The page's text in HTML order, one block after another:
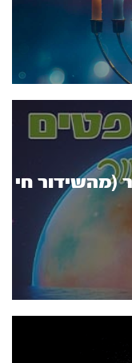
(מהשידור חי